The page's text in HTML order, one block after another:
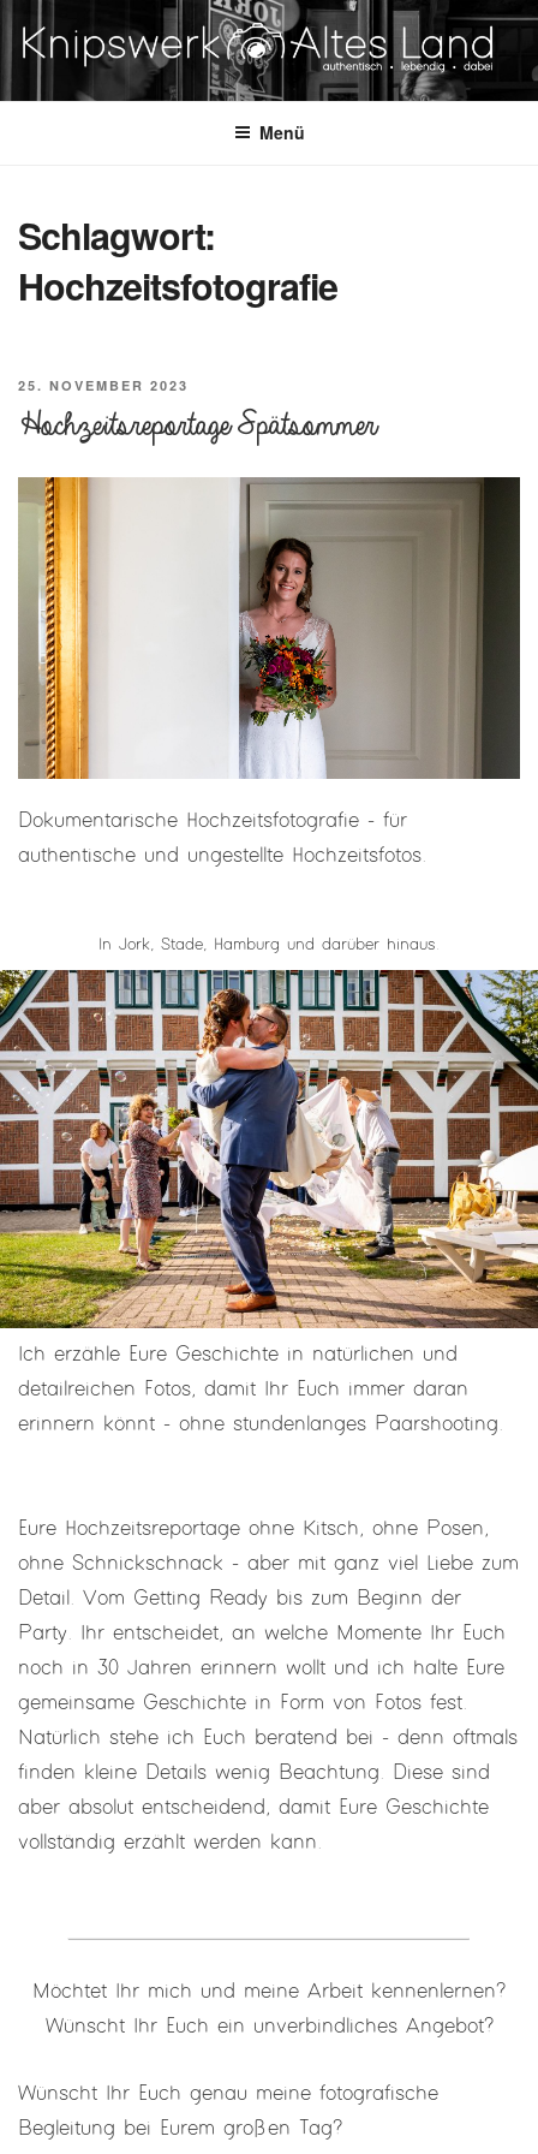
Inhalt
KNIPSWERK – ALTES LAND
authentisch. lebending. dabei.
Menü
Schlagwort:
Hochzeitsfotografie
VERÖFFENTLICHT
AM
25. NOVEMBER 2023
Hochzeitsreportage Spätsommer
Dokumentarische Hochzeitsfotografie - für
authentische und ungestellte Hochzeitsfotos.
In Jork, Stade, Hamburg und darüber hinaus.
Ich erzähle Eure Geschichte in natürlichen und
detailreichen Fotos, damit Ihr Euch immer daran
erinnern könnt - ohne stundenlanges Paarshooting.
Eure Hochzeitsreportage ohne Kitsch, ohne Posen,
ohne Schnickschnack - aber mit ganz viel Liebe zum
Detail. Vom Getting Ready bis zum Beginn der
Party. Ihr entscheidet, an welche Momente Ihr Euch
noch in 30 Jahren erinnern wollt und ich halte Eure
gemeinsame Geschichte in Form von Fotos fest.
Natürlich stehe ich Euch beratend bei - denn oftmals
finden kleine Details wenig Beachtung. Diese sind
aber absolut entscheidend, damit Eure Geschichte
vollständig erzählt werden kann.
Möchtet Ihr mich und meine Arbeit kennenlernen?
Wünscht Ihr Euch ein unverbindliches Angebot?
Wünscht Ihr Euch genau meine fotografische
Begleitung bei Eurem großen Tag?